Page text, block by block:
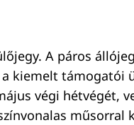
A páros
kiemelt támogatói
végi hétvégét,
műsorral